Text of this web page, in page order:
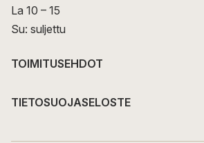
La 10 – 15
Su: suljettu
TOIMITUSEHDOT
TIETOSUOJASELOSTE